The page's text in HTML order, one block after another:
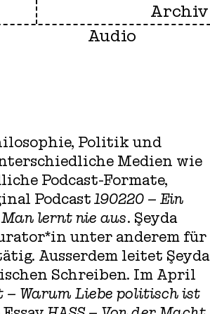
Archiv
Audio
Politik und
Medien wie
Podcast-Formate,
Podcast190220 – Ein
Man lernt nie aus. Şeyda
unter anderem für
Ausserdem leitet Şeyda
Schreiben. Im April
Warum Liebe politisch ist